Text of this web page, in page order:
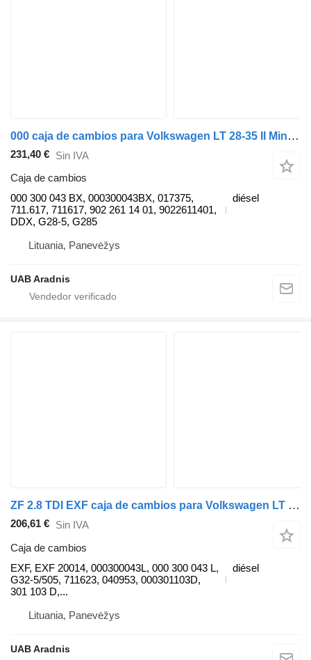
000 caja de cambios para Volkswagen LT 28-35 II Minibus / passenger (2DB, 2DE, 2DK) furgoneta
231,40 € Sin IVA
Caja de cambios
000 300 043 BX, 000300043BX, 017375,
711.617, 711617, 902 261 14 01, 9022611401,
DDX, G28-5, G285
diésel
Lituania, Panevėžys
UAB Aradnis
ZF 2.8 TDI EXF caja de cambios para Volkswagen LT 28-35 II Minibus / passenger (2DB, 2DE, 2DK) furgoneta
206,61 € Sin IVA
Caja de cambios
EXF, EXF 20014, 000300043L, 000 300 043 L,
G32-5/505, 711623, 040953, 000301103D,
301 103 D,...
diésel
Lituania, Panevėžys
UAB Aradnis